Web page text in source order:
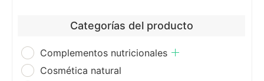
Categorías del producto
Complementos nutricionales
Cosmética natural